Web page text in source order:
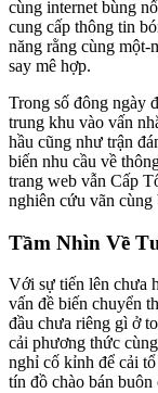
cùng internet bùng
cung cấp thông tin
năng rằng cùng một-
say mê hợp.
Trong số đông ngày
trung khu vào vấn
hầu cũng như trận
biến nhu cầu về
trang web vẫn Cấp
nghiên cứu vãn cùng
Tầm Nhìn Về
Với sự tiến lên chưa
vấn đề biến chuyển
đầu chưa riêng gì ở
cải phương thức
nghỉ cố kỉnh để cải
tín đồ chào bán buôn